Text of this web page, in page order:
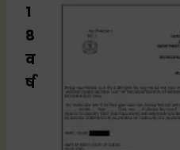
1
8
व
र्ष